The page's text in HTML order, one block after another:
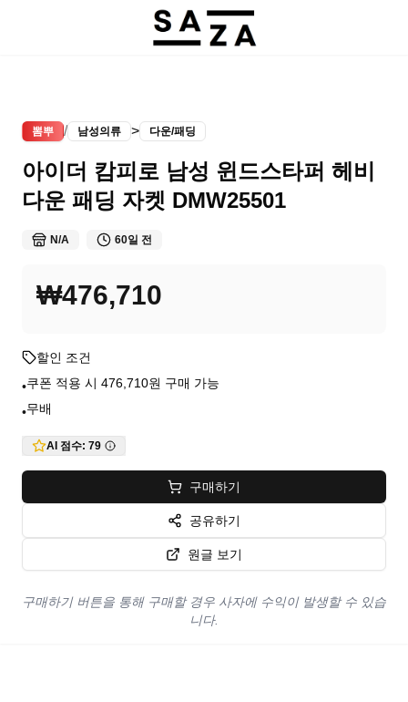
뽐뿌 / 남성의류 > 다운/패딩
아이더 캄피로 남성 윈드스타퍼 헤비
다운 패딩 자켓 DMW25501
N/A 60일 전
₩476,710
할인 조건
•쿠폰 적용 시 476,710원 구매 가능
•무배
AI 점수: 79
구매하기
공유하기
원글 보기
구매하기 버튼을 통해 구매할 경우 사자에 수익이 발생할 수 있습
니다.